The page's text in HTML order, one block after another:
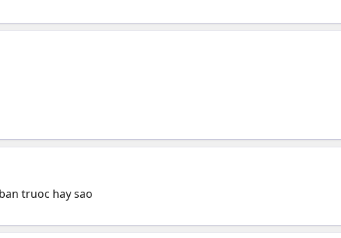
truoc hay sao